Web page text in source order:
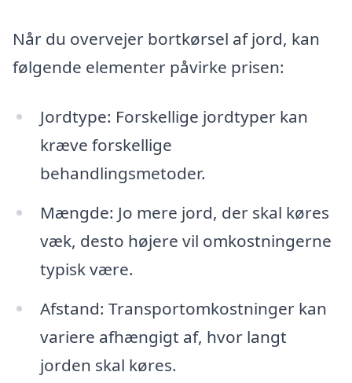
Når du overvejer bortkørsel af jord, kan
følgende elementer påvirke prisen:
Jordtype: Forskellige jordtyper kan
kræve forskellige
behandlingsmetoder.
Mængde: Jo mere jord, der skal køres
væk, desto højere vil omkostningerne
typisk være.
Afstand: Transportomkostninger kan
variere afhængigt af, hvor langt
jorden skal køres.